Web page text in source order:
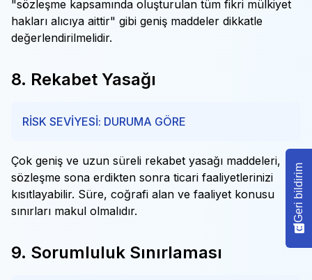
"sözleşme kapsamında oluşturulan tüm fikri mülkiyet
hakları alıcıya aittir" gibi geniş maddeler dikkatle
değerlendirilmelidir.
8. Rekabet Yasağı
RİSK SEVİYESİ: DURUMA GÖRE
Çok geniş ve uzun süreli rekabet yasağı maddeleri,
sözleşme sona erdikten sonra ticari faaliyetlerinizi
kısıtlayabilir. Süre, coğrafi alan ve faaliyet konusu
sınırları makul olmalıdır.
9. Sorumluluk Sınırlaması
Geri bildirim